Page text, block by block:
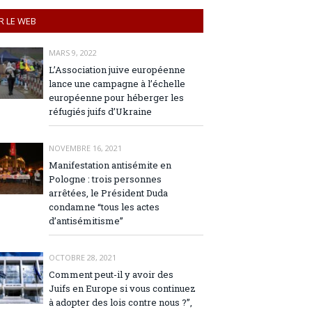
LE WEB
MARS 9, 2022
L’Association juive européenne
lance une campagne à l’échelle
européenne pour héberger les
réfugiés juifs d’Ukraine
NOVEMBRE 16, 2021
Manifestation antisémite en
Pologne : trois personnes
arrêtées, le Président Duda
condamne “tous les actes
d’antisémitisme”
OCTOBRE 28, 2021
Comment peut-il y avoir des
Juifs en Europe si vous continuez
à adopter des lois contre nous ?”,